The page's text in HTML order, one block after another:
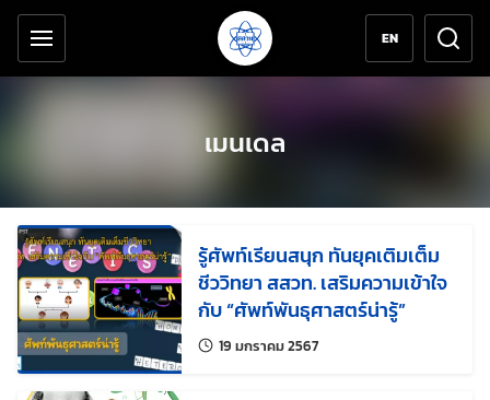
ข้ามไปยังเนื้อหาหลัก
เครื่องมือช่วยเหลือ
EN
เมนเดล
รู้ศัพท์เรียนสนุก ทันยุคเติมเต็ม
ชีววิทยา สสวท. เสริมความเข้าใจ
กับ “ศัพท์พันธุศาสตร์น่ารู้”
19 มกราคม 2567แก้ไขล่าสุดเมื่อ: